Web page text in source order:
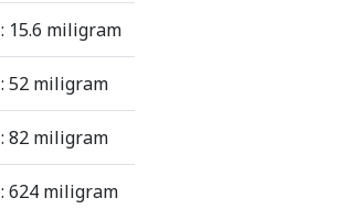
: 15.6 miligram
: 52 miligram
: 82 miligram
: 624 miligram